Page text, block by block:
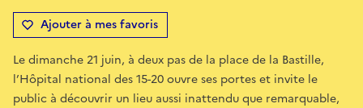
Ajouter à mes favoris
Le dimanche 21 juin, à deux pas de la place de la Bastille,
l’Hôpital national des 15-20 ouvre ses portes et invite le
public à découvrir un lieu aussi inattendu que remarquable,